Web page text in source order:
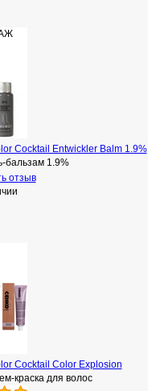
Cocktail Entwickler Balm 1.9%
бальзам 1.9%
отзыв
Cocktail Color Explosion
краска для волос